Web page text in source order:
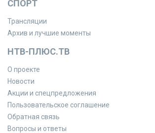
СПОРТ
Трансляции
Архив и лучшие моменты
НТВ-ПЛЮС.ТВ
О проекте
Новости
Акции и спецпредложения
Пользовательское соглашение
Обратная связь
Вопросы и ответы